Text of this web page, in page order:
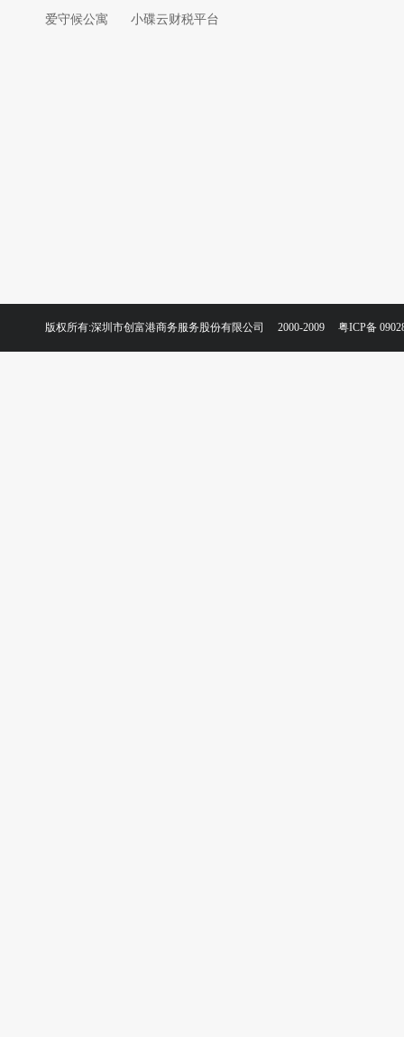
爱守候公寓 小碟云财税平台
版权所有:深圳市创富港商务服务股份有限公司 2000-2009 粤ICP备